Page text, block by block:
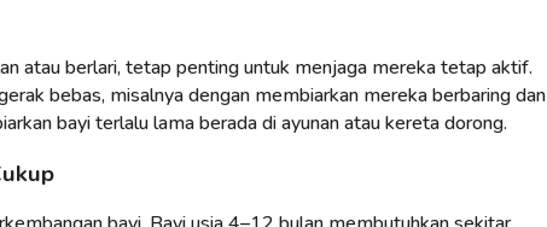
atau berlari, tetap penting untuk menjaga mereka tetap aktif.
bebas, misalnya dengan membiarkan mereka berbaring dan
bayi terlalu lama berada di ayunan atau kereta dorong.